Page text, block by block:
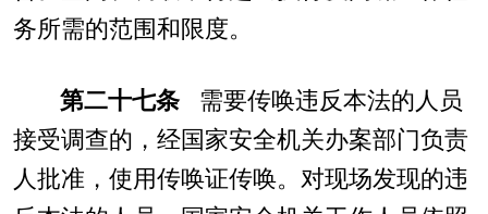
务所需的范围和限度。
第二十七条需要传唤违反本法的人员
接受调查的，经国家安全机关办案部门负责
人批准，使用传唤证传唤。对现场发现的违